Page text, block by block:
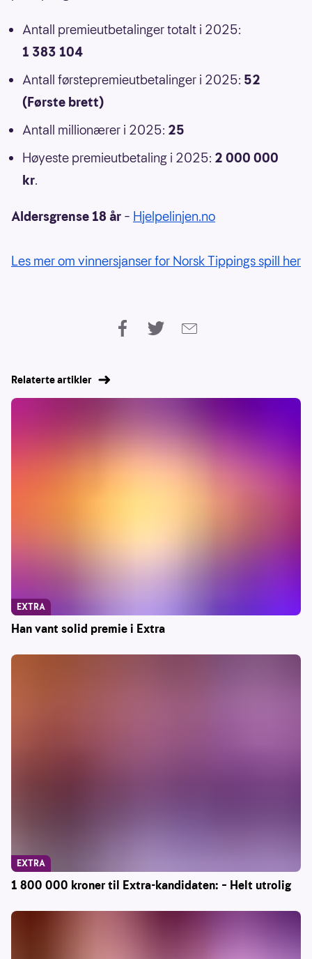
Antall premieutbetalinger totalt i 2025:
1 383 104
Antall førstepremieutbetalinger i 2025: 52
(Første brett)
Antall millionærer i 2025: 25
Høyeste premieutbetaling i 2025: 2 000 000
kr.
Aldersgrense 18 år – Hjelpelinjen.no
Les mer om vinnersjanser for Norsk Tippings spill her
Relaterte artikler
Han vant solid premie i Extra
EXTRA
1 800 000 kroner til Extra-kandidaten: – Helt utrolig
EXTRA